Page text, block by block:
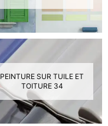
PEINTURE SUR TUILE ET
TOITURE 34